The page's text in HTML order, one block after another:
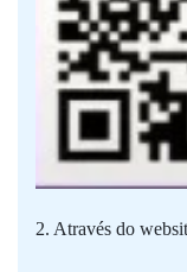
2. Através do